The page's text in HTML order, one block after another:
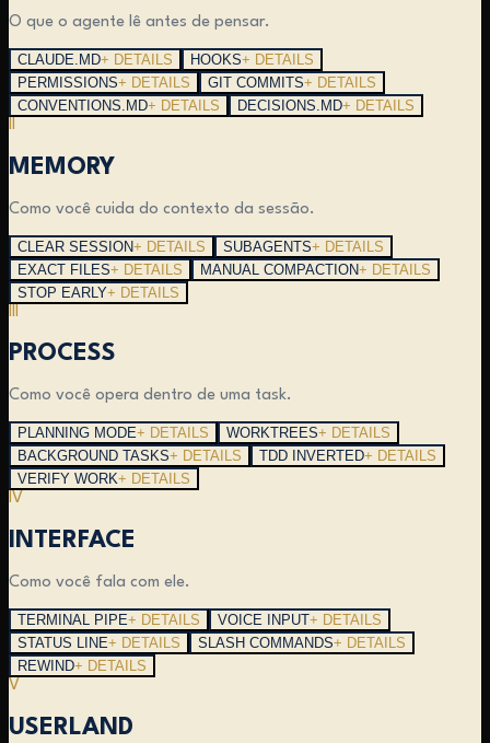
O que o agente lê antes de pensar.
CLAUDE.MD+ DETAILS HOOKS+ DETAILS
PERMISSIONS+ DETAILS GIT COMMITS+ DETAILS
CONVENTIONS.MD+ DETAILS DECISIONS.MD+ DETAILS
MEMORY
Como você cuida do contexto da sessão.
CLEAR SESSION+ DETAILS SUBAGENTS+ DETAILS
EXACT FILES+ DETAILS MANUAL COMPACTION+ DETAILS
STOP EARLY+ DETAILS
PROCESS
Como você opera dentro de uma task.
PLANNING MODE+ DETAILS WORKTREES+ DETAILS
BACKGROUND TASKS+ DETAILS TDD INVERTED+ DETAILS
VERIFY WORK+ DETAILS
IV
INTERFACE
Como você fala com ele.
TERMINAL PIPE+ DETAILS VOICE INPUT+ DETAILS
STATUS LINE+ DETAILS SLASH COMMANDS+ DETAILS
REWIND+ DETAILS
V
USERLAND